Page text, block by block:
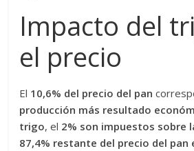
Impacto del
el precio
El 10,6% del precio del pan
producción más resultado
trigo, el 2% son impuestos sobre
87,4% restante del precio del